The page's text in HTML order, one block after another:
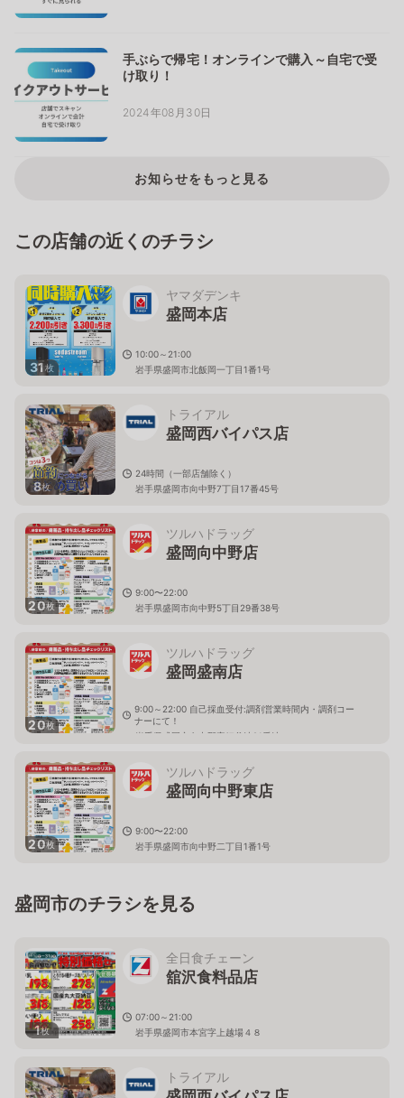
手ぶらで帰宅！オンラインで購入～自宅で受
け取り！
2024年08月30日
お知らせをもっと見る
この店舗の近くのチラシ
31枚
ヤマダデンキ
盛岡本店
10:00～21:00
岩手県盛岡市北飯岡一丁目1番1号
8枚
トライアル
盛岡西バイパス店
24時間（一部店舗除く）
岩手県盛岡市向中野7丁目17番45号
20枚
ツルハドラッグ
盛岡向中野店
9:00〜22:00
岩手県盛岡市向中野5丁目29番38号
20枚
ツルハドラッグ
盛岡盛南店
9:00～22:00 自己採血受付:調剤営業時間内・調剤コー
ナーにて！
岩手県盛岡市向中野字細谷地21番地２
20枚
ツルハドラッグ
盛岡向中野東店
9:00〜22:00
岩手県盛岡市向中野二丁目1番1号
盛岡市のチラシを見る
1枚
全日食チェーン
舘沢食料品店
07:00～21:00
岩手県盛岡市本宮字上越場４８
トライアル